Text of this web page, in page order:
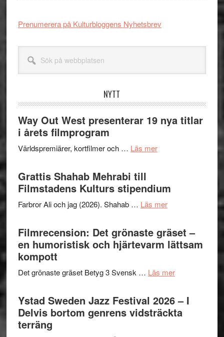
Prenumerera på Kulturbloggens Nyhetsbrev
webbplatsen
NYTT
Way Out West presenterar 19 nya titlar
i årets filmprogram
Världspremiärer, kortfilmer och … Läs merom
presenterar
19
titlar
i
Grattis Shahab Mehrabi till
Filmstadens Kulturs stipendium
Farbror Ali och jag (2026). Shahab … Läs merom
Shahab
Mehrabi
till
Kulturs
Filmrecension: Det grönaste gräset –
en humoristisk och hjärtevarm lättsam
kompott
Det grönaste gräset Betyg 3 Svensk … Läs merom
Det
grönaste
gräset
Ystad Sweden Jazz Festival 2026 – I
Delvis bortom genrens vidsträckta
terräng